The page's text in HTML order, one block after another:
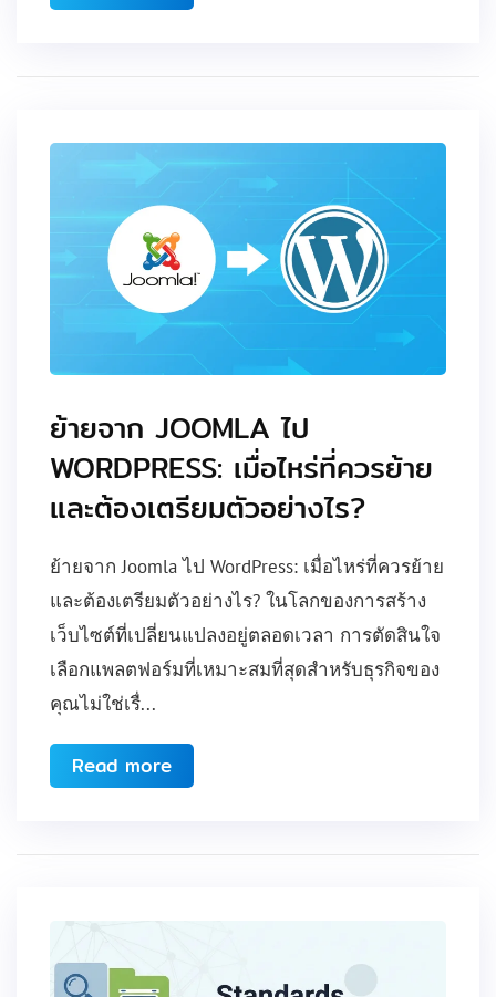
ย้ายจาก JOOMLA ไป
WORDPRESS: เมื่อไหร่ที่ควรย้าย
และต้องเตรียมตัวอย่างไร?
ย้ายจาก Joomla ไป WordPress: เมื่อไหร่ที่ควรย้าย
และต้องเตรียมตัวอย่างไร? ในโลกของการสร้าง
เว็บไซต์ที่เปลี่ยนแปลงอยู่ตลอดเวลา การตัดสินใจ
เลือกแพลตฟอร์มที่เหมาะสมที่สุดสำหรับธุรกิจของ
คุณไม่ใช่เรื่...
Read more